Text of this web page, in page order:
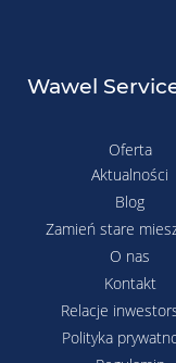
Wawel
Oferta
Aktualności
Blog
Zamień stare
O nas
Kontakt
Relacje
Polityka